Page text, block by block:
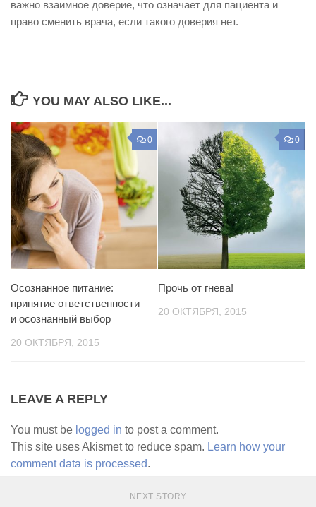
важно взаимное доверие, что означает для пациента и
право сменить врача, если такого доверия нет.
YOU MAY ALSO LIKE...
0
Осознанное питание:
принятие ответственности
и осознанный выбор
20 ОКТЯБРЯ, 2015
0
Прочь от гнева!
20 ОКТЯБРЯ, 2015
LEAVE A REPLY
You must be logged in to post a comment.
This site uses Akismet to reduce spam. Learn how your
comment data is processed.
NEXT STORY